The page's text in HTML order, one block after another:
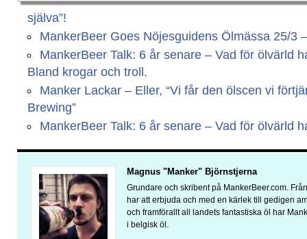
själva”!
MankerBeer Goes Nöjesguidens Ölmässa 25/3
MankerBeer Talk: 6 år senare – Vad för ölvärld
Bland krogar och troll.
Manker Lackar – Eller, “Vi får den ölscen vi
Brewing”
MankerBeer Talk: 6 år senare – Vad för ölvärld
Magnus "Manker" Björnstjerna
Grundare och skribent på MankerBeer.com.
har att erbjuda och med en kärlek till gedigen
och framförallt all landets fantastiska öl har
i belgisk öl.